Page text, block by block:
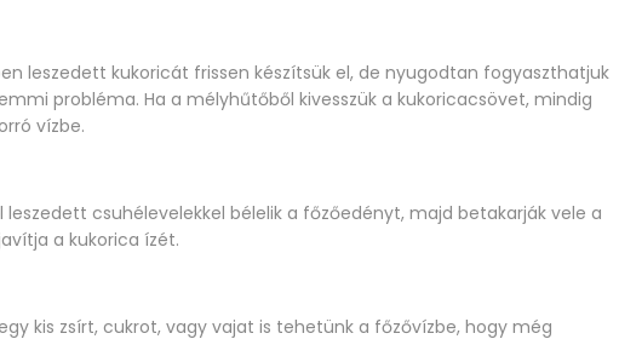
leszedett kukoricát frissen készítsük el, de nyugodtan fogyaszthatjuk
probléma. Ha a mélyhűtőből kivesszük a kukoricacsövet, mindig
vízbe.
leszedett csuhélevelekkel bélelik a főzőedényt, majd betakarják vele a
a kukorica ízét.
kis zsírt, cukrot, vagy vajat is tehetünk a főzővízbe, hogy még